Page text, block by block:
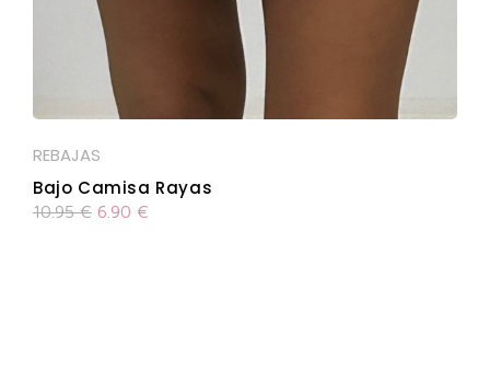
REBAJAS
Bajo Camisa Rayas
10.95€ 6.90 €